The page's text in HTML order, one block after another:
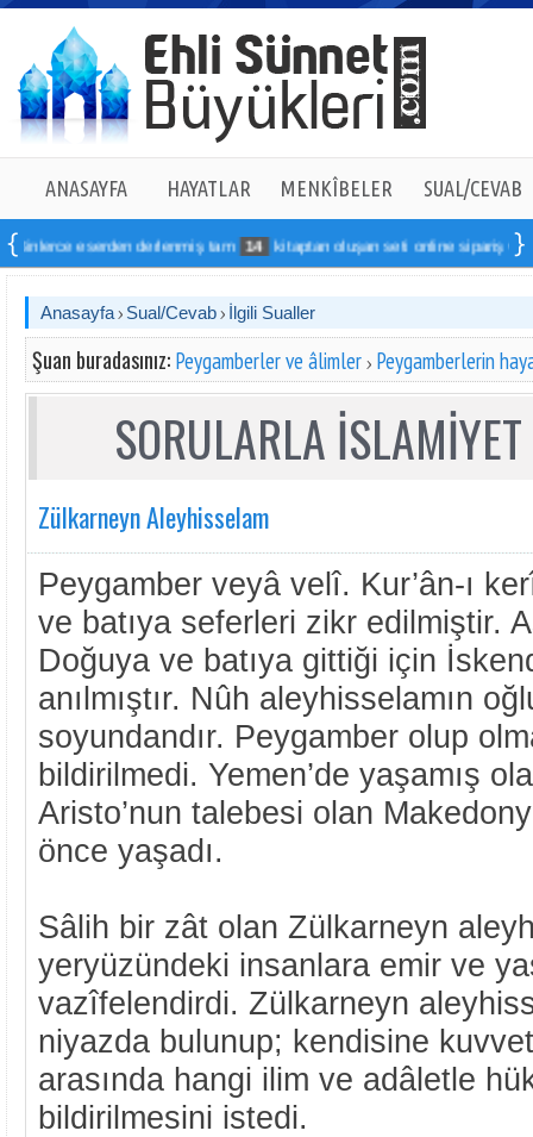
ANASAYFA HAYATLAR MENKÎBELER SUAL/CEVAB
eserden derlenmiş tam 14 kitaptan oluşan seti online sipariş verebilirsiniz
Anasayfa Sual/Cevab İlgili Sualler
Şuan buradasınız: Peygamberler ve âlimler Peygamberlerin
SORULARLA
Zülkarneyn Aleyhisselam
Peygamber veyâ velî. Kur’ân-ı
ve batıya seferleri zikr edilmiştir.
Doğuya ve batıya gittiği için
anılmıştır. Nûh aleyhisselamın
soyundandır. Peygamber olup
bildirilmedi. Yemen’de yaşamış
Aristo’nun talebesi olan
önce yaşadı.
Sâlih bir zât olan Zülkarneyn
yeryüzündeki insanlara emir ve
vazîfelendirdi. Zülkarneyn
niyazda bulunup; kendisine
arasında hangi ilim ve adâletle
bildirilmesini istedi.